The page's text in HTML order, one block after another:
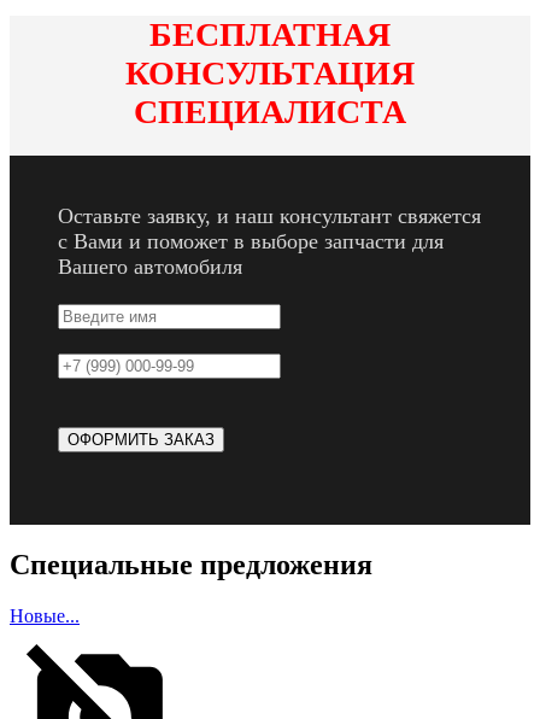
БЕСПЛАТНАЯ
КОНСУЛЬТАЦИЯ
СПЕЦИАЛИСТА
Оставьте заявку, и наш консультант свяжется
с Вами и поможет в выборе запчасти для
Вашего автомобиля
Специальные предложения
Новые...